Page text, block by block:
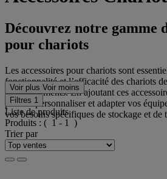
Découvrez notre gamme
pour chariots
Les accessoires pour chariots sont
fonctionnalité et l’efficacité des chariots
environnements. En ajoutant ces
pouvez personnaliser et adapter vos
vos besoins spécifiques de stockage et de
Voir plus Voir moins
Filtres 1
Liste de produits
Produits : ( 1 - 1 )
Trier par